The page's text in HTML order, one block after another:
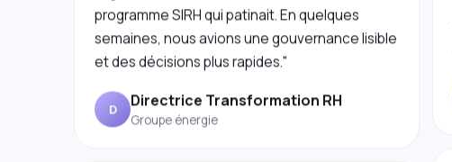
semaines, nous avions une gouvernance lisible
et des décisions plus rapides."
Directrice Transformation RH
Groupe énergie